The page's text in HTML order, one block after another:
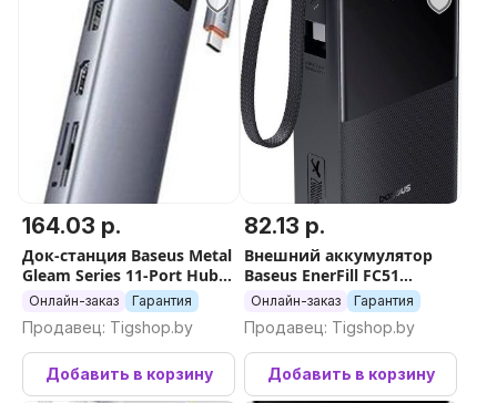
164.03 р.
Док-станция Baseus Metal
Gleam Series 11-Port Hub
B00030709811-00
Онлайн-заказ Гарантия
Продавец: Tigshop.by
Добавить в корзину
82.13 р.
Внешний аккумулятор
Baseus EnerFill FC51
Bipow2 Pro Power Bank
20000mAh (черный)
Онлайн-заказ Гарантия
Продавец: Tigshop.by
Добавить в корзину